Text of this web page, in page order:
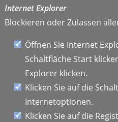
Internet Explorer
Blockieren oder Zulassen
Öffnen Sie Internet
Schaltfläche Start
Explorer klicken.
Klicken Sie auf die
Internetoptionen.
Klicken Sie auf die